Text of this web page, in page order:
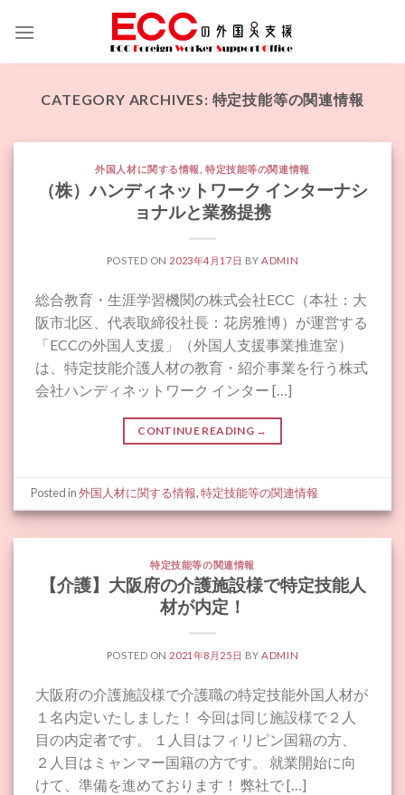
CATEGORY ARCHIVES: 特定技能等の関連情報
外国人材に関する情報 ,特定技能等の関連情報
（株）ハンディネットワーク インターナシ
ョナルと業務提携
POSTED ON 2023年4月17日 BY ADMIN
総合教育・生涯学習機関の株式会社ECC（本社：大
阪市北区、代表取締役社長：花房雅博）が運営する
「ECCの外国人支援」（外国人支援事業推進室）
は、特定技能介護人材の教育・紹介事業を行う株式
会社ハンディネットワーク インター […]
CONTINUE READING →
Posted in外国人材に関する情報,特定技能等の関連情報
特定技能等の関連情報
【介護】大阪府の介護施設様で特定技能人
材が内定！
POSTED ON 2021年8月25日 BYADMIN
大阪府の介護施設様で介護職の特定技能外国人材が
１名内定いたしました！ 今回は同じ施設様で２人
目の内定者です。 １人目はフィリピン国籍の方、
２人目はミャンマー国籍の方です。 就業開始に向
けて、準備を進めております！ 弊社で […]